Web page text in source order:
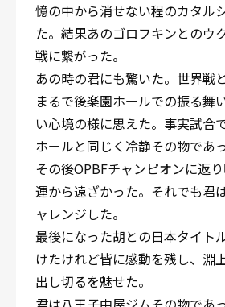
憶の中から消せない程のカタル
た。結果あのゴロフキンとのウ
戦に繋がった。
あの時の君にも驚いた。世界戦
まるで後楽園ホールでの振る舞
い心境の様に思えた。事実試合
ホールと同じく冷静その物であっ
その後OPBFチャンピオンに返
運から遠ざかった。それでも君
ャレンジした。
最後になった胡との日本タイト
けたけれど皆に感動を残し、淵
出し切るを魅せた。